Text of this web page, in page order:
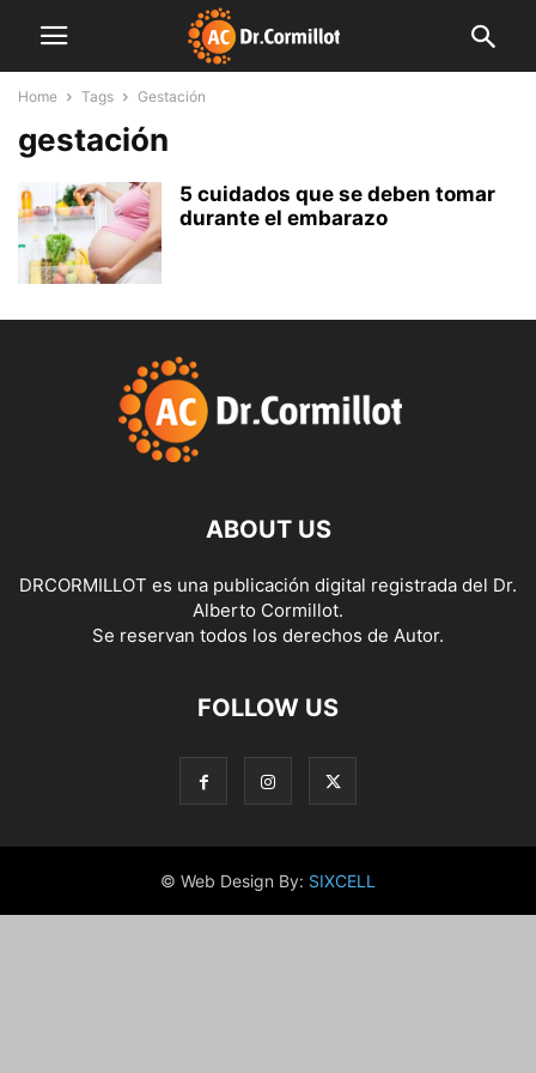
Home Tags Gestación
gestación
5 cuidados que se deben tomar
durante el embarazo
ABOUT US
DRCORMILLOT es una publicación digital registrada del Dr.
Alberto Cormillot.
Se reservan todos los derechos de Autor.
FOLLOW US
© Web Design By: SIXCELL